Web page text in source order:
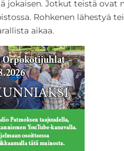
jokaisen. Jotkut teistä ovat
Rohkenen lähestyä
aikaa.